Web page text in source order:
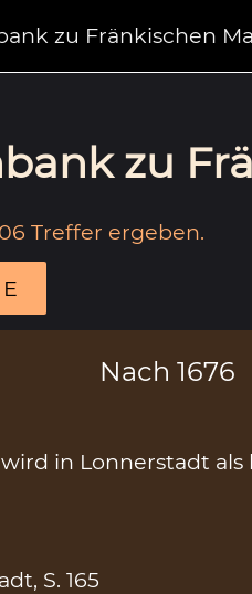
zu Fränkischen
zu
Treffer ergeben.
Nach 1676
in Lonnerstadt
S. 165